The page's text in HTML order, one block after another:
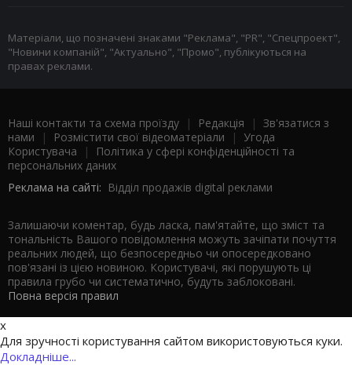
Матеріали, що позначені знаками "Реклама", "PR", "Спецпроект",
"Новини компаній", "Актуально", "Промо", публікуються на
правах реклами.
Наші контакти та схема проїзду | Редакція | Зв'язатися з
нами | Розмістити свої відеоматеріали | Угода
Користувача |
Політика у сфері конфіденційності та
персональних даних
Реклама на сайті: Відділ продажів digital реклами
Залишаючи коментар, будь ласка, пам'ятайте, що зміст та
тональність Вашого повідомлення можуть зачіпати почуття
реальних людей, що безпосередньо чи опосередковано
пов'язані із цією новиною. Користувачі, які порушують ці
правила грубо чи систематично, будуть заблоковані.
Повна версія правил
x
Для зручності користування сайтом використовуються куки.
Докладніше...